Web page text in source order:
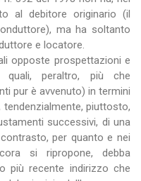
al debitore originario (il
ma ha soltanto
e locatore.
opposte prospettazioni e
quali, peraltro, più che
pur è avvenuto) in termini
piuttosto,
successivi, di una
per quanto e nei
si ripropone, debba
più recente indirizzo che